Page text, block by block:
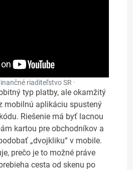
riaditeľstvo SR ·
typ platby, ale okamžitý
mobilnú aplikáciu spustený
Riešenie má byť lacnou
kartou pre obchodníkov a
„dvojkliku“ v mobile.
prečo je to možné práve
cesta od skenu po